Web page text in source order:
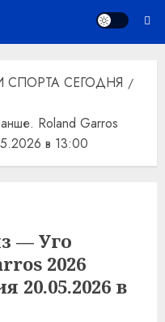
СПОРТА СЕГОДНЯ
Roland Garros
в 13:00
— Уго
2026
20.05.2026 в